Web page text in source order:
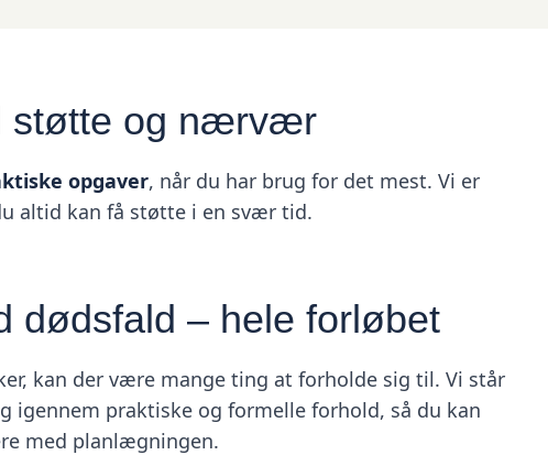
støtte og nærvær
opgaver, når du har brug for det mest. Vi er
altid kan få støtte i en svær tid.
dødsfald – hele forløbet
kan der være mange ting at forholde sig til. Vi står
igennem praktiske og formelle forhold, så du kan
med planlægningen.